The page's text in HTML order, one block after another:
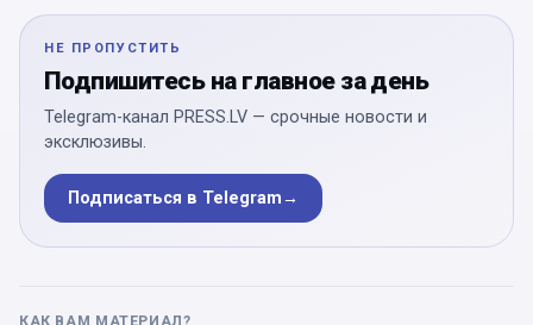
НЕ ПРОПУСТИТЬ
Подпишитесь на главное за день
Telegram-канал PRESS.LV — срочные новости и
эксклюзивы.
Подписаться в Telegram→
КАК ВАМ МАТЕРИАЛ?